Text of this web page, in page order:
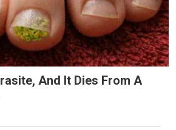
And It Dies From A